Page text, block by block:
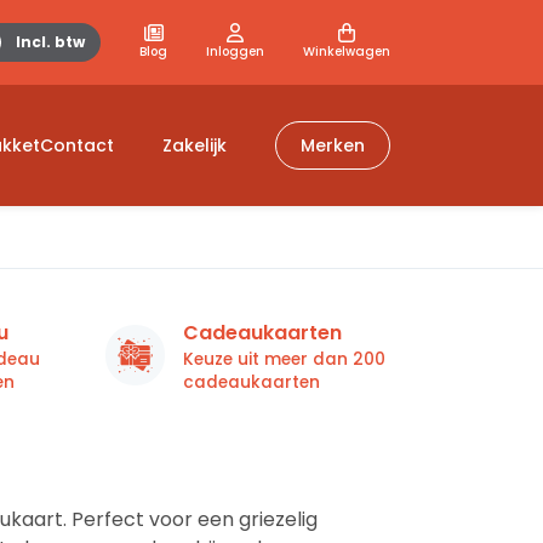
Incl. btw Blog Inloggen Winkelwagen
Contact Zakelijk Merken
Cadeaukaarten
Keuze uit meer dan 200
cadeaukaarten
Perfect voor een griezelig